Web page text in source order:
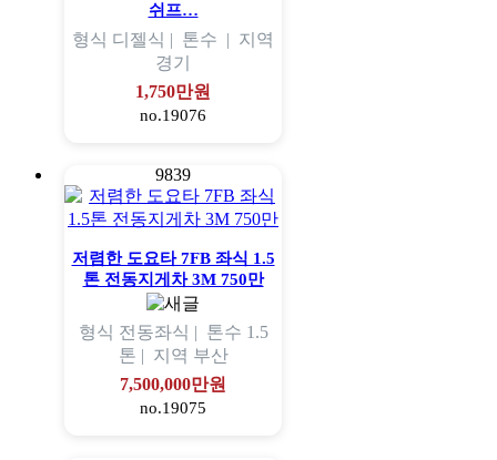
쉬프…
형식 디젤식 | 톤수 | 지역
경기
1,750만원
no.19076
9839
저렴한 도요타 7FB 좌식 1.5
톤 전동지게차 3M 750만
형식 전동좌식 | 톤수 1.5
톤 | 지역 부산
7,500,000만원
no.19075